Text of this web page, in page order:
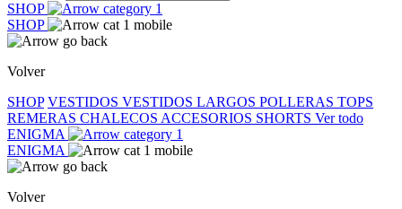
SHOP
SHOP
Volver
SHOP VESTIDOS VESTIDOS LARGOS POLLERAS TOPS
REMERAS CHALECOS ACCESORIOS SHORTS Ver todo
ENIGMA
ENIGMA
Volver